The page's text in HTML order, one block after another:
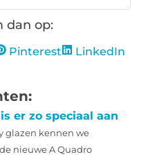
dan op:
Pinterest
LinkedIn
er zo speciaal aan
glazen kennen we
nieuwe A Quadro